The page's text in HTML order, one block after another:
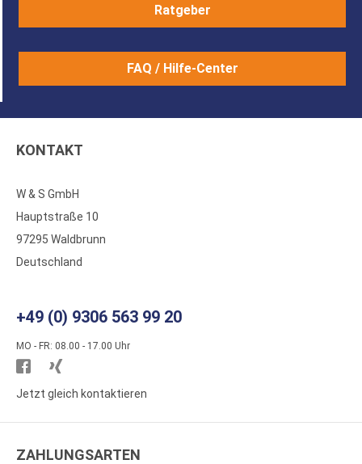
Ratgeber
FAQ / Hilfe-Center
KONTAKT
W & S GmbH
Hauptstraße 10
97295 Waldbrunn
Deutschland
+49 (0) 9306 563 99 20
MO - FR: 08.00 - 17.00 Uhr
Besuchen
Sie
auf
Sie
auf
Jetzt gleich kontaktieren
ZAHLUNGSARTEN